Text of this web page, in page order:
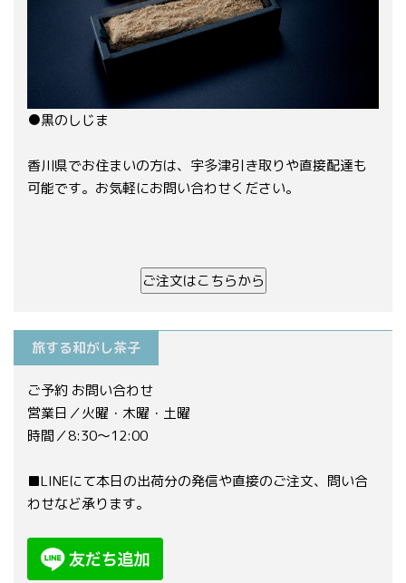
●黒のしじま
香川県でお住まいの方は、宇多津引き取りや直接配達も
可能です。お気軽にお問い合わせください。
ご注文はこちらから
旅する和がし茶子
ご予約 お問い合わせ
営業日／火曜・木曜・土曜
時間／8:30〜12:00
■LINEにて本日の出荷分の発信や直接のご注文、問い合
わせなど承ります。